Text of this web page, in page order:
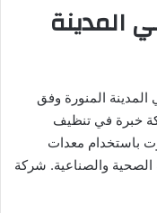
المدينة
المنورة وفق
خبرة في تنظيف
باستخدام معدات
الصحية والصناعية. شركة